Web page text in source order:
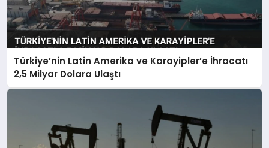
Türkiye’nin Latin Amerika ve Karayipler’e İhracatı
2,5 Milyar Dolara Ulaştı